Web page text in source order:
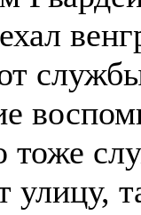
тоже
улицу,